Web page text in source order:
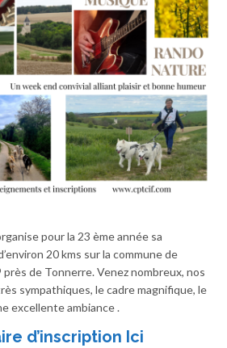
pour la 23 ème année sa
20 kms sur la commune de
près de Tonnerre. Venez nombreux, nos
sympathiques, le cadre magnifique, le
excellente ambiance .
d’inscription Ici